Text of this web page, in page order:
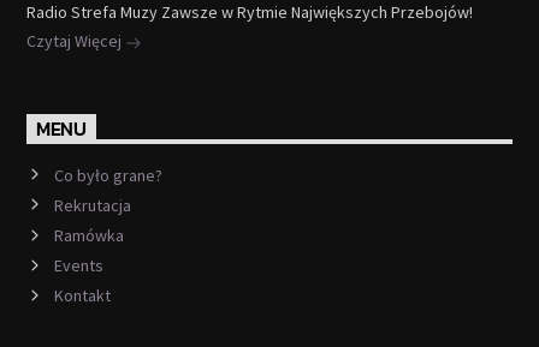
Radio Strefa Muzy Zawsze w Rytmie Największych Przebojów!
Czytaj Więcej
MENU
Co było grane?
Rekrutacja
Ramówka
Events
Kontakt